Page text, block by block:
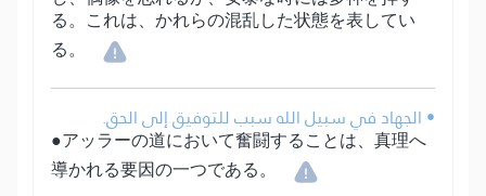
る。これは、かれらの混乱した状態を表してい
る。
• الجهاد في سبيل الله سبب للتوفيق إلى الحق.
●アッラーの道において奮闘することは、真理へ
導かれる要因の一つである。